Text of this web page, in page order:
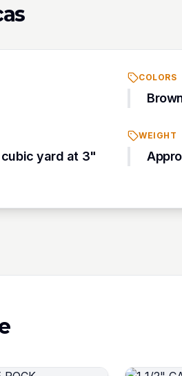
COLORS
yard at 3"
WEIGHT